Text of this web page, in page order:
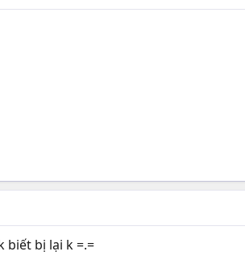
biết bị lại k =.=